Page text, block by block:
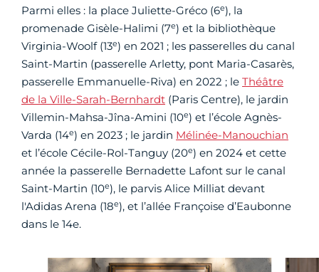
Parmi elles : la place Juliette-Gréco (6e), la
promenade Gisèle-Halimi (7e) et la bibliothèque
Virginia-Woolf (13e) en 2021 ; les passerelles du canal
Saint-Martin (passerelle Arletty, pont Maria-Casarès,
passerelle Emmanuelle-Riva) en 2022 ; le Théâtre
de la Ville-Sarah-Bernhardt (Paris Centre), le jardin
Villemin-Mahsa-Jîna-Amini (10e) et l’école Agnès-
Varda (14e) en 2023 ; le jardin Mélinée-Manouchian
et l’école Cécile-Rol-Tanguy (20e) en 2024 et cette
année la passerelle Bernadette Lafont sur le canal
Saint-Martin (10e), le parvis Alice Milliat devant
l'Adidas Arena (18e), et l’allée Françoise d’Eaubonne
dans le 14e.